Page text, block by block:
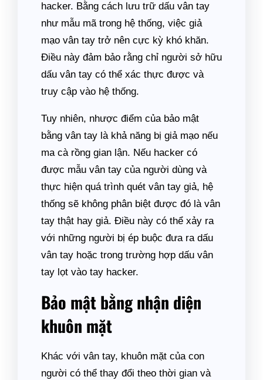
hacker. Bằng cách lưu trữ dấu vân tay
như mẫu mã trong hệ thống, việc giả
mạo vân tay trở nên cực kỳ khó khăn.
Điều này đảm bảo rằng chỉ người sở hữu
dấu vân tay có thể xác thực được và
truy cập vào hệ thống.
Tuy nhiên, nhược điểm của bảo mật
bằng vân tay là khả năng bị giả mạo nếu
ma cà rồng gian lận. Nếu hacker có
được mẫu vân tay của người dùng và
thực hiện quá trình quét vân tay giả, hệ
thống sẽ không phân biệt được đó là vân
tay thật hay giả. Điều này có thể xảy ra
với những người bị ép buộc đưa ra dấu
vân tay hoặc trong trường hợp dấu vân
tay lọt vào tay hacker.
Bảo mật bằng nhận diện
khuôn mặt
Khác với vân tay, khuôn mặt của con
người có thể thay đổi theo thời gian và